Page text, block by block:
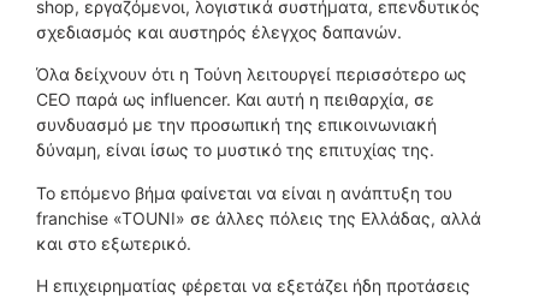
shop, εργαζόμενοι, λογιστικά συστήματα, επενδυτικός
σχεδιασμός και αυστηρός έλεγχος δαπανών.
Όλα δείχνουν ότι η Τούνη λειτουργεί περισσότερο ως
CEO παρά ως influencer. Και αυτή η πειθαρχία, σε
συνδυασμό με την προσωπική της επικοινωνιακή
δύναμη, είναι ίσως το μυστικό της επιτυχίας της.
Το επόμενο βήμα φαίνεται να είναι η ανάπτυξη του
franchise «TOUNI» σε άλλες πόλεις της Ελλάδας, αλλά
και στο εξωτερικό.
Η επιχειρηματίας φέρεται να εξετάζει ήδη προτάσεις